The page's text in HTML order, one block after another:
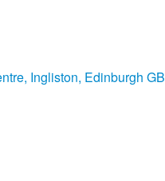
Ingliston, Edinburgh GB